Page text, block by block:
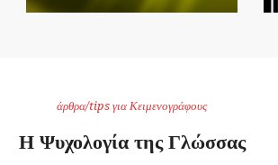
άρθρα/tips για Κειμενογράφους
Η Ψυχολογία της Γλώσσας